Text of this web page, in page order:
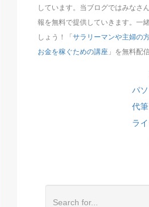
しています。当ブログではみなさ
報を無料で提供していきます。一
しょう！「 サラリーマンや主婦の
お金を稼ぐための講座 」を無料配
パ
代
ラ